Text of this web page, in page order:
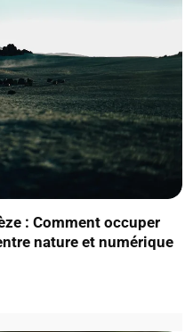
: Comment occuper
nature et numérique